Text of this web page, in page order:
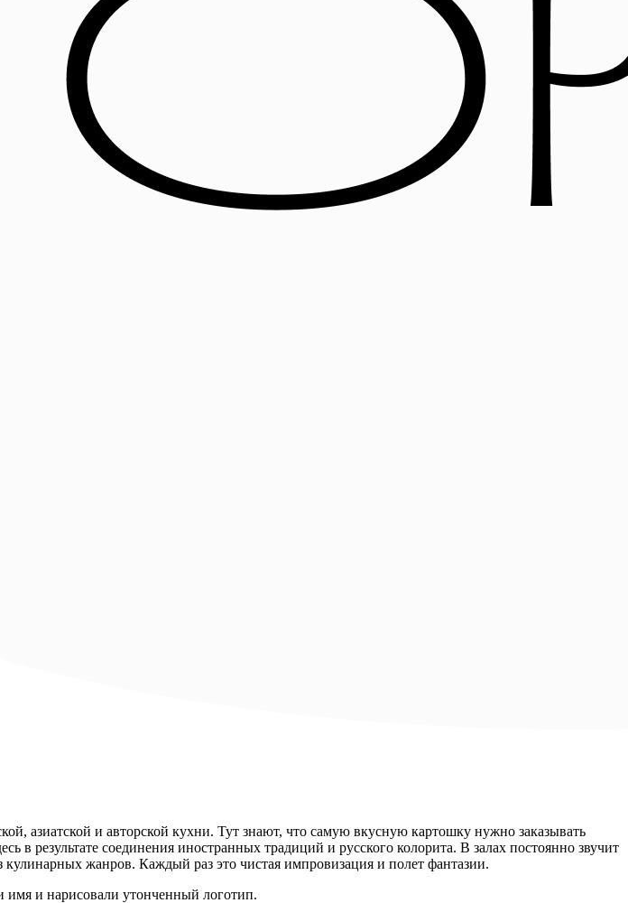
азиатской и авторской кухни. Тут знают, что самую вкусную картошку нужно заказывать
соединения иностранных традиций и русского колорита. В залах постоянно звучит
жанров. Каждый раз это чистая импровизация и полет фантазии.
имя и нарисовали утонченный логотип.